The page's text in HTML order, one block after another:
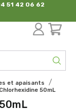
51 42 06 62
et apaisants
50mL